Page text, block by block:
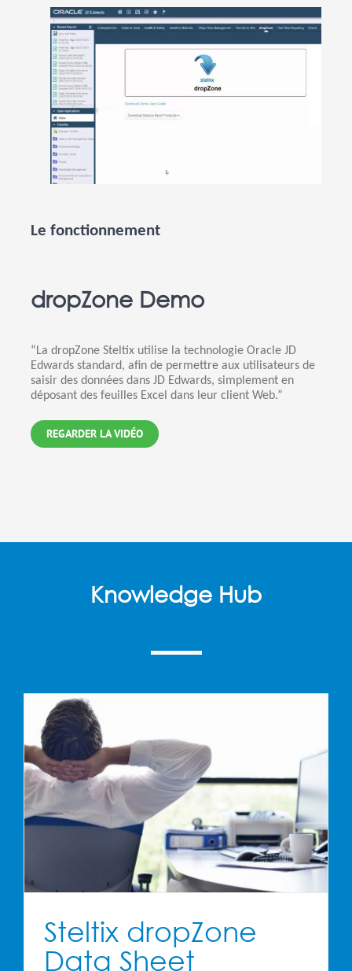
Le fonctionnement
dropZone Demo
“La dropZone Steltix utilise la technologie Oracle JD
Edwards standard, afin de permettre aux utilisateurs de
saisir des données dans JD Edwards, simplement en
déposant des feuilles Excel dans leur client Web.”
REGARDER LA VIDÉO
Knowledge Hub
Steltix dropZone
Data Sheet